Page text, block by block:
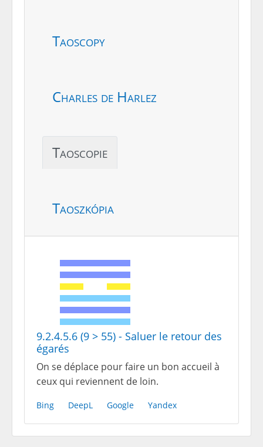
Taoscopy
Charles de Harlez
Taoscopie
Taoszkópia
9.2.4.5.6 (9 > 55) - Saluer le retour des
égarés
On se déplace pour faire un bon accueil à
ceux qui reviennent de loin.
Bing DeepL Google Yandex